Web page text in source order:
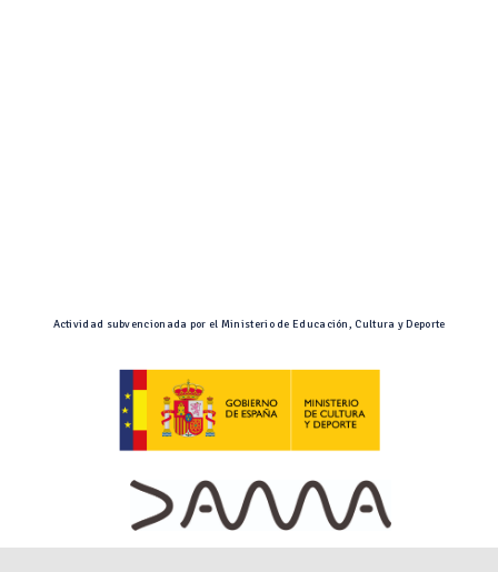
Actividad subvencionada por el Ministerio de Educación, Cultura y Deporte